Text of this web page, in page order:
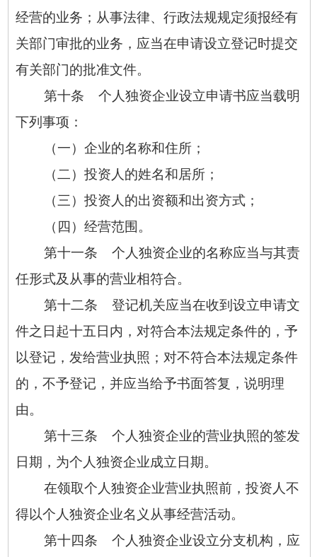
经营的业务；从事法律、行政法规规定须报经有
关部门审批的业务，应当在申请设立登记时提交
有关部门的批准文件。
第十条 个人独资企业设立申请书应当载明
下列事项：
（一）企业的名称和住所；
（二）投资人的姓名和居所；
（三）投资人的出资额和出资方式；
（四）经营范围。
第十一条 个人独资企业的名称应当与其责
任形式及从事的营业相符合。
第十二条 登记机关应当在收到设立申请文
件之日起十五日内，对符合本法规定条件的，予
以登记，发给营业执照；对不符合本法规定条件
的，不予登记，并应当给予书面答复，说明理
由。
第十三条 个人独资企业的营业执照的签发
日期，为个人独资企业成立日期。
在领取个人独资企业营业执照前，投资人不
得以个人独资企业名义从事经营活动。
第十四条 个人独资企业设立分支机构，应